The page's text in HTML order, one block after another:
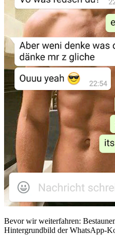
Bevor wir weiterfahren:
Hintergrundbild der WhatsApp-